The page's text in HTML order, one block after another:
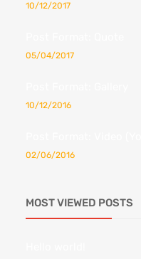
10/12/2017
05/04/2017
10/12/2016
02/06/2016
MOST VIEWED POSTS